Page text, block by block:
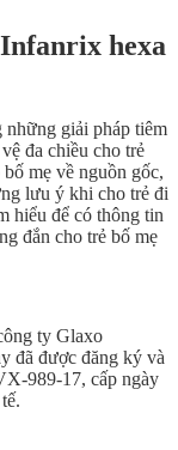
hexa
giải pháp tiêm
đa chiều cho trẻ
mẹ về nguồn gốc,
lưu ý khi cho trẻ đi
hiểu để có thông tin
đắn cho trẻ bố mẹ
ty Glaxo
đã được đăng ký và
989-17, cấp ngày